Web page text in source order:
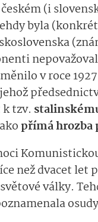
(i
byla
v roce
tzv.
přímá
než dvacet
války.